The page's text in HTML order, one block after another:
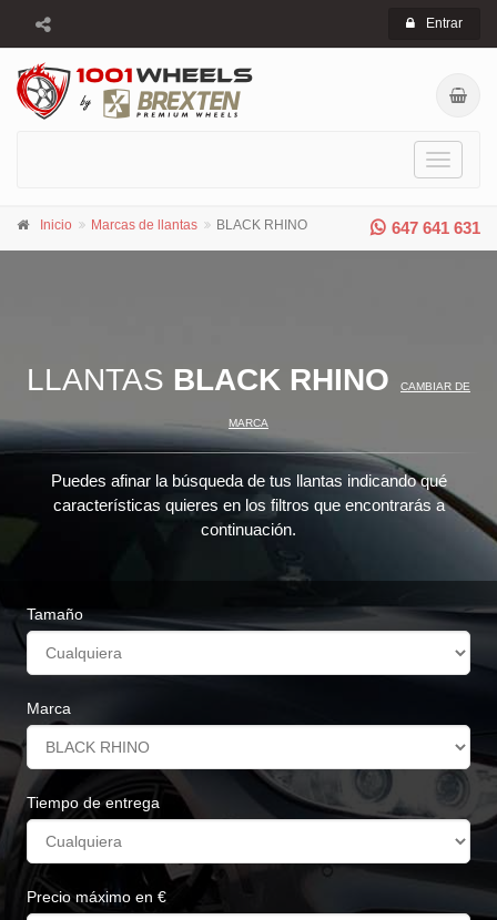
Entrar
Toggle
647 641 631
Inicio Marcas de llantas BLACK RHINO
LLANTAS BLACK RHINO CAMBIAR DE
MARCA
Puedes afinar la búsqueda de tus llantas indicando qué
características quieres en los filtros que encontrarás a
continuación.
Tamaño
Marca
Tiempo de entrega
Precio máximo en €